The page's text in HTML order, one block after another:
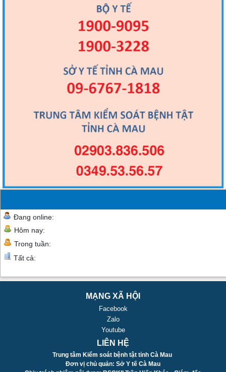
Đang online:
Hôm nay:
Trong tuần:
Tất cả:
MẠNG XÃ HỘI
Facebook
Zalo
Youtube
LIÊN HỆ
Trung tâm Kiểm soát bệnh tật tỉnh Cà Mau
Đơn vị chủ quản: Sở Y tế Cà Mau